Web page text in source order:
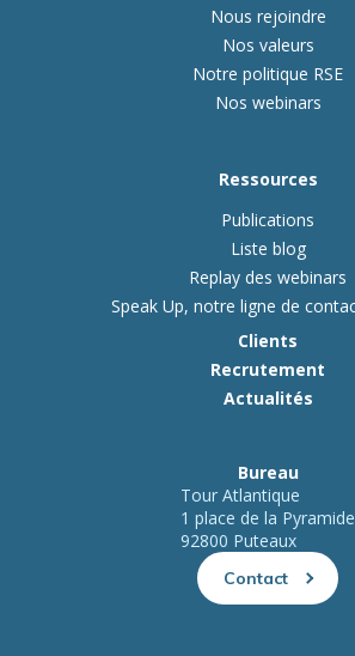
Nous rejoindre
Nos valeurs
Notre politique RSE
Nos webinars
Ressources
Publications
Liste blog
Replay des webinars
Speak Up, notre ligne de
Clients
Recrutement
Actualités
Bureau
Tour Atlantique
1 place de la Pyramide
92800 Puteaux
Contact